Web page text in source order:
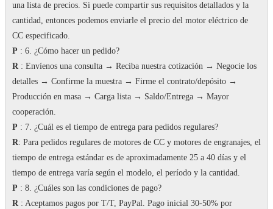
una lista de precios. Si puede compartir sus requisitos detallados y la
cantidad, entonces podemos enviarle el precio del motor eléctrico de
CC especificado.
P : 6. ¿Cómo hacer un pedido?
R: Envíenos una consulta → Reciba nuestra cotización → Negocie los
detalles → Confirme la muestra → Firme el contrato/depósito →
Producción en masa → Carga lista → Saldo/Entrega → Mayor
cooperación.
P : 7. ¿Cuál es el tiempo de entrega para pedidos regulares?
R: Para pedidos regulares de motores de CC y motores de engranajes, el
tiempo de entrega estándar es de aproximadamente 25 a 40 días y el
tiempo de entrega varía según el modelo, el período y la cantidad.
P : 8. ¿Cuáles son las condiciones de pago?
R: Aceptamos pagos por T/T, PayPal. Pago inicial 30-50% por